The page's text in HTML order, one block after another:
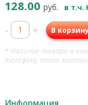
128.00 руб. в т.ч.
- + В
* Наличие товара в
телефону этого